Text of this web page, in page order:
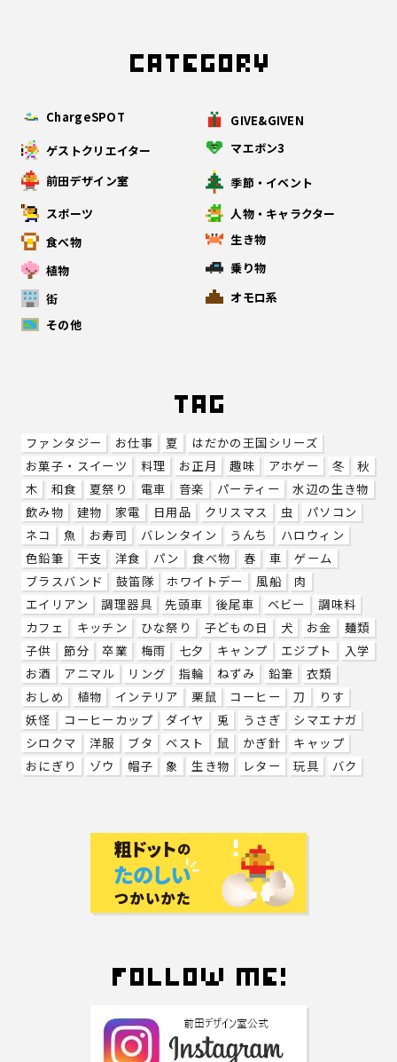
ChargeSPOT
GIVE&GIVEN
ゲストクリエイター
マエボン3
前田デザイン室
季節・イベント
スポーツ
人物・キャラクター
食べ物
生き物
植物
乗り物
街
オモロ系
その他
ファンタジー お仕事 夏
はだかの王国シリーズ
お菓子・スイーツ
料理 お正月 趣味 アホゲー 冬
秋
木
和食 夏祭り 電車 音楽 パーティー
水辺の生き物
飲み物
建物 家電 日用品 クリスマス 虫
パソコン
ネコ
魚 お寿司 バレンタイン うんち
ハロウィン
色鉛筆
干支 洋食 パン 食べ物 春 車
ゲーム
ブラスバンド
鼓笛隊 ホワイトデー 風船
肉
エイリアン
調理器具 先頭車 後尾車 ベビー
調味料
カフェ
キッチン ひな祭り 子どもの日 犬 お金
麺類
子供
節分 卒業 梅雨 七夕 キャンプ エジプト
入学
お酒
アニマル リング 指輪 ねずみ 鉛筆
衣類
おしめ
植物 インテリア 栗鼠 コーヒー 刀
りす
妖怪
コーヒーカップ ダイヤ 兎 うさぎ
シマエナガ
シロクマ
洋服 ブタ ベスト 鼠 かぎ針
キャップ
おにぎり
ゾウ 帽子 象 生き物 レター 玩具 バク